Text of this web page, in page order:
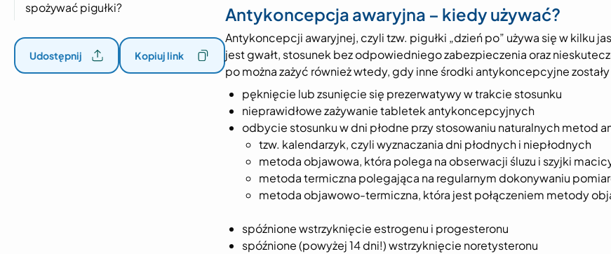
spożywać pigułki?
Udostępnij Kopiuj link
Antykoncepcja awaryjna – kiedy używać?
Antykoncepcji awaryjnej, czyli tzw. pigułki „dzień po” używa się w kilku
jest gwałt, stosunek bez odpowiedniego zabezpieczenia oraz
po można zażyć również wtedy, gdy inne środki antykoncepcyjne
pęknięcie lub zsunięcie się prezerwatywy w trakcie stosunku
nieprawidłowe zażywanie tabletek antykoncepcyjnych
odbycie stosunku w dni płodne przy stosowaniu naturalnych metod
tzw. kalendarzyk, czyli wyznaczania dni płodnych i niepłodnych
metoda objawowa, która polega na obserwacji śluzu i szyjki
metoda termiczna polegająca na regularnym dokonywaniu
metoda objawowo-termiczna, która jest połączeniem metody
spóźnione wstrzyknięcie estrogenu i progesteronu
spóźnione (powyżej 14 dni!) wstrzyknięcie noretysteronu